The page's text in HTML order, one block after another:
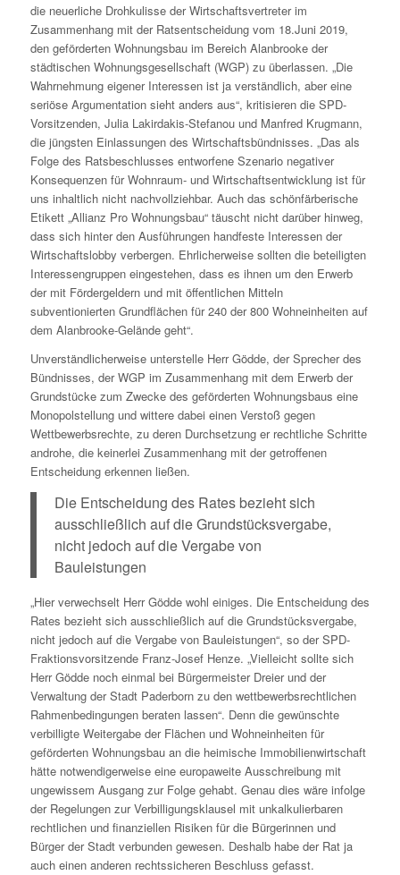
die neuerliche Drohkulisse der Wirtschaftsvertreter im
Zusammenhang mit der Ratsentscheidung vom 18.Juni 2019,
den geförderten Wohnungsbau im Bereich Alanbrooke der
städtischen Wohnungsgesellschaft (WGP) zu überlassen. „Die
Wahrnehmung eigener Interessen ist ja verständlich, aber eine
seriöse Argumentation sieht anders aus“, kritisieren die SPD-
Vorsitzenden, Julia Lakirdakis-Stefanou und Manfred Krugmann,
die jüngsten Einlassungen des Wirtschaftsbündnisses. „Das als
Folge des Ratsbeschlusses entworfene Szenario negativer
Konsequenzen für Wohnraum- und Wirtschaftsentwicklung ist für
uns inhaltlich nicht nachvollziehbar. Auch das schönfärberische
Etikett „Allianz Pro Wohnungsbau“ täuscht nicht darüber hinweg,
dass sich hinter den Ausführungen handfeste Interessen der
Wirtschaftslobby verbergen. Ehrlicherweise sollten die beteiligten
Interessengruppen eingestehen, dass es ihnen um den Erwerb
der mit Fördergeldern und mit öffentlichen Mitteln
subventionierten Grundflächen für 240 der 800 Wohneinheiten auf
dem Alanbrooke-Gelände geht“.
Unverständlicherweise unterstelle Herr Gödde, der Sprecher des
Bündnisses, der WGP im Zusammenhang mit dem Erwerb der
Grundstücke zum Zwecke des geförderten Wohnungsbaus eine
Monopolstellung und wittere dabei einen Verstoß gegen
Wettbewerbsrechte, zu deren Durchsetzung er rechtliche Schritte
androhe, die keinerlei Zusammenhang mit der getroffenen
Entscheidung erkennen ließen.
Die Entscheidung des Rates bezieht sich
ausschließlich auf die Grundstücksvergabe,
nicht jedoch auf die Vergabe von
Bauleistungen
„Hier verwechselt Herr Gödde wohl einiges. Die Entscheidung des
Rates bezieht sich ausschließlich auf die Grundstücksvergabe,
nicht jedoch auf die Vergabe von Bauleistungen“, so der SPD-
Fraktionsvorsitzende Franz-Josef Henze. „Vielleicht sollte sich
Herr Gödde noch einmal bei Bürgermeister Dreier und der
Verwaltung der Stadt Paderborn zu den wettbewerbsrechtlichen
Rahmenbedingungen beraten lassen“. Denn die gewünschte
verbilligte Weitergabe der Flächen und Wohneinheiten für
geförderten Wohnungsbau an die heimische Immobilienwirtschaft
hätte notwendigerweise eine europaweite Ausschreibung mit
ungewissem Ausgang zur Folge gehabt. Genau dies wäre infolge
der Regelungen zur Verbilligungsklausel mit unkalkulierbaren
rechtlichen und finanziellen Risiken für die Bürgerinnen und
Bürger der Stadt verbunden gewesen. Deshalb habe der Rat ja
auch einen anderen rechtssicheren Beschluss gefasst.